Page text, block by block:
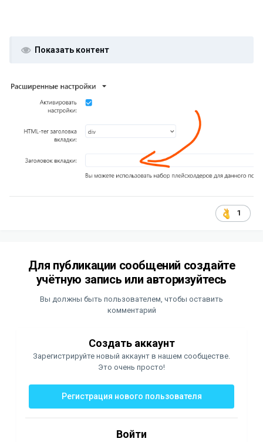
Показать контент
1
Для публикации сообщений создайте
учётную запись или авторизуйтесь
Вы должны быть пользователем, чтобы оставить
комментарий
Создать аккаунт
Зарегистрируйте новый аккаунт в нашем сообществе.
Это очень просто!
Регистрация нового пользователя
Войти